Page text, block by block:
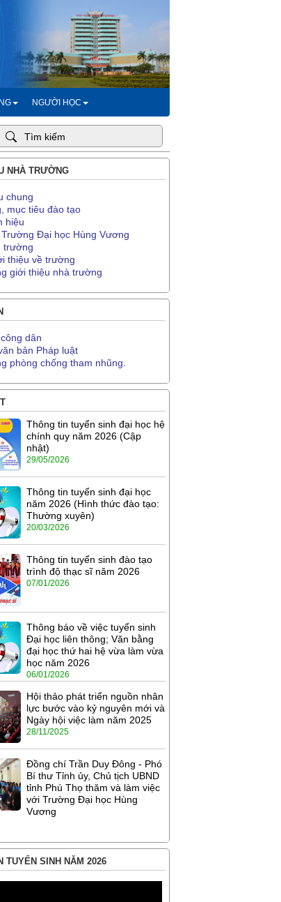
NGƯỜI HỌC
NHÀ TRƯỜNG
chung
mục tiêu đào tạo
hiệu
Đại học Hùng Vương
trường
thiệu về trường
giới thiệu nhà trường
dân
bản Pháp luật
phòng chống tham nhũng.
Thông tin tuyển sinh đại học hệ
chính quy năm 2026 (Cập
nhật)
29/05/2026
Thông tin tuyển sinh đại học
năm 2026 (Hình thức đào tạo:
Thường xuyên)
20/03/2026
Thông tin tuyển sinh đào tạo
trình độ thạc sĩ năm 2026
07/01/2026
Thông báo về việc tuyển sinh
Đại học liên thông; Văn bằng
đại học thứ hai hệ vừa làm vừa
học năm 2026
06/01/2026
Hội thảo phát triển nguồn nhân
lực bước vào kỷ nguyên mới và
Ngày hội việc làm năm 2025
28/11/2025
Đồng chí Trần Duy Đông - Phó
Bí thư Tỉnh ủy, Chủ tịch UBND
tỉnh Phú Thọ thăm và làm việc
với Trường Đại học Hùng
Vương
TUYỂN SINH NĂM 2026